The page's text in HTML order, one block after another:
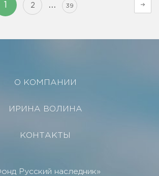
2 … 39
О КОМПАНИИ
ИРИНА ВОЛИНА
КОНТАКТЫ
Русский наследник»